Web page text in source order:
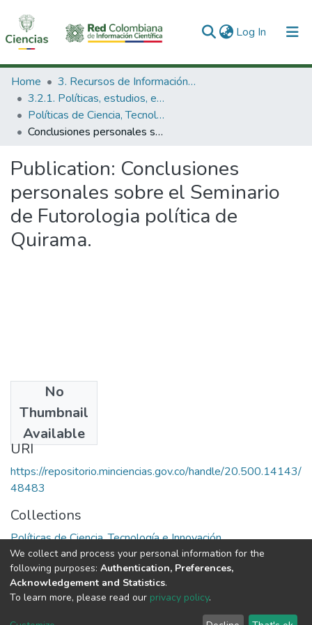
Log In (current)
Communities & Collections
All of DSpace
Statistics
Home
3. Recursos de Información Científica y Tecnológica
3.2.1. Políticas, estudios, evaluaciones e indicadores de CTeI
Políticas de Ciencia, Tecnología e Innovación
Conclusiones personales sobre el Seminario de Futorologia política de Quirama.
Publication: Conclusiones
personales sobre el Seminario
de Futorologia política de
Quirama.
No
Thumbnail
Available
1972
URI
https://repositorio.minciencias.gov.co/handle/20.500.14143/
48483
Collections
Políticas de Ciencia, Tecnología e Innovación
Full item page
DSpace software copyright © 2002-2026
Cookie End User Send
We collect and process your personal information for the
following purposes: Authentication, Preferences,
Acknowledgement and Statistics.
To learn more, please read our privacy policy.